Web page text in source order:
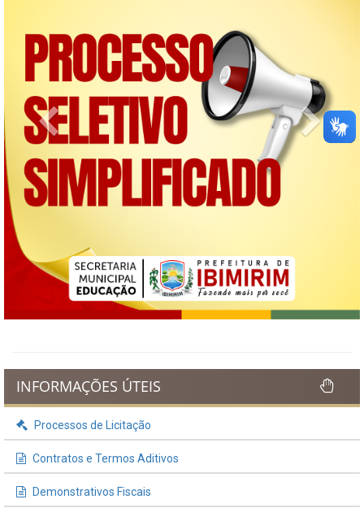
Previous Next
INFORMAÇÕES ÚTEIS
Processos de Licitação
Contratos e Termos Aditivos
Demonstrativos Fiscais